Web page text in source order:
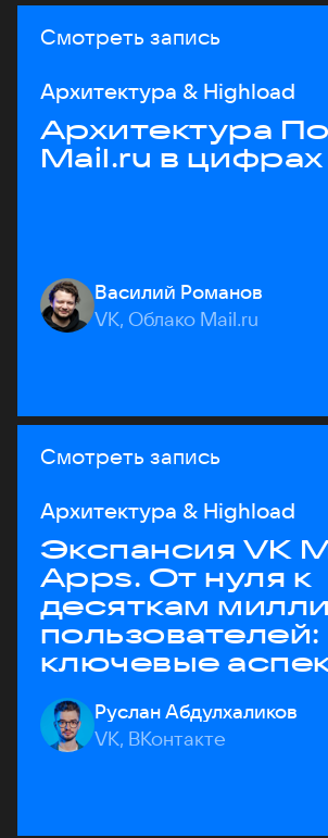
Смотреть запись
Архитектура & Highload
Архитектура
Mail.ru в цифрах
Василий Романов
VK, Облако Mail.ru
Смотреть запись
Архитектура & Highload
Экспансия VK
Apps. От нуля к
десяткам
пользователей:
ключевые
архитектуры
Руслан Абдулхаликов
VK, ВКонтакте